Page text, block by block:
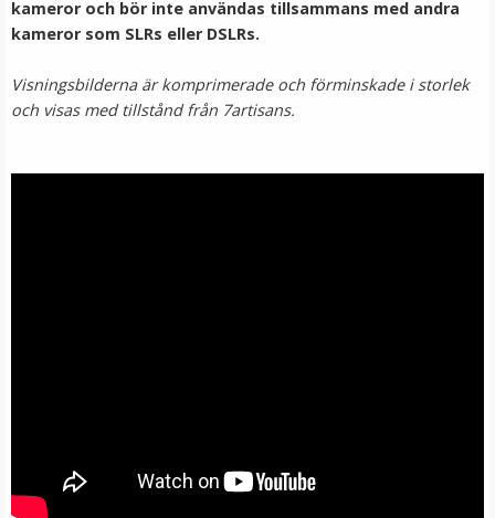
kameror och bör inte användas tillsammans med andra
kameror som SLRs eller DSLRs.
Visningsbilderna är komprimerade och förminskade i storlek
och visas med tillstånd från 7artisans.